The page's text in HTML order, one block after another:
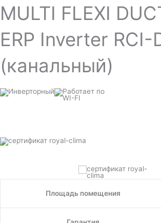
MULTI FLEXI
ERP Inverter RCI-
(канальный)
Площадь помещения